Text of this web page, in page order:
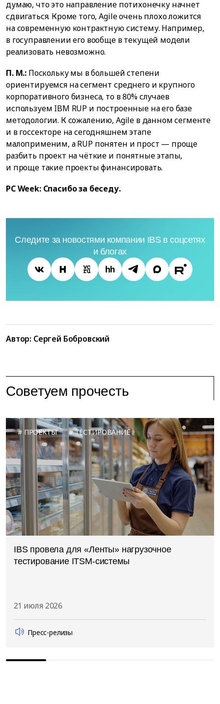
думаю, что это направление потихонечку начнет
сдвигаться. Кроме того, Agile очень плохо ложится
на современную контрактную систему. Например,
в госуправлении его вообще в текущей модели
реализовать невозможно.
П. М.: Поскольку мы в большей степени
ориентируемся на сегмент среднего и крупного
корпоративного бизнеса, то в 80% случаев
используем IBM RUP и построенные на его базе
методологии. К сожалению, Agile в данном сегменте
и в госсекторе на сегодняшнем этапе
малоприменим, а RUP понятен и прост — проще
разбить проект на чёткие и понятные этапы,
и проще такие проекты финансировать.
PC Week: Спасибо за беседу.
Следите за новостями компании IBS в соцсетях
и блогах
Автор: Сергей Бобровский
Советуем прочесть
ПРОЕКТЫ ТЕСТИРОВАНИЕ
IBS провела для «Ленты» нагрузочное
тестирование ITSM-системы
21 июля 2026
Пресс-релизы